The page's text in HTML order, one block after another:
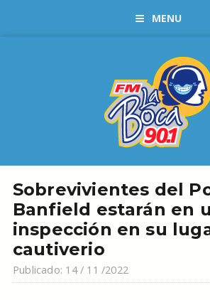
MENU
Sobrevivientes del
Banfield estarán en
inspección en su
cautiverio
Publicado: 14 / 11 /2022